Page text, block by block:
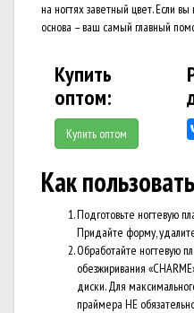
на ногтях заветный цвет. Если
основа – ваш самый главный
Купить
оптом:
Купить оптом
Как
Подготовьте ногтевую
Придайте форму,
Обработайте ногтевую
обезжиривания
диски. Для
праймера НЕ